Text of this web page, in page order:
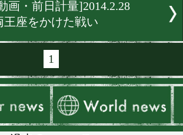
[動画・調印式・計量
宮尾「とにかく動く」
[動画・調印式・計量
小関「私の手が上がる」